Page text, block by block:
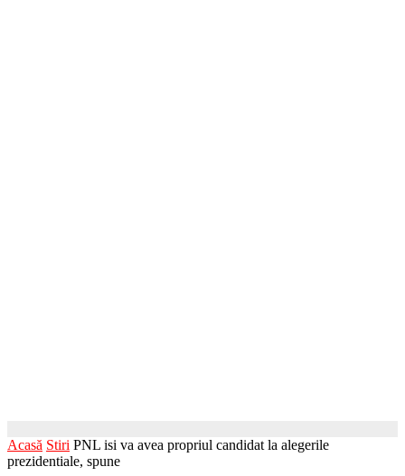
Acasă Stiri PNL isi va avea propriul candidat la alegerile
prezidentiale, spune